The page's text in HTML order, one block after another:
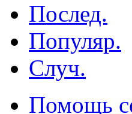
Послед.
Популяр.
Случ.
Помощь